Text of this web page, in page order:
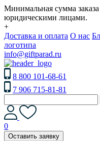
Минимальная сумма
юридическими лицами.
+
Доставка и оплата О нас
логотипа
info@giftparad.ru
8 800 101-68-61
7 906 715-81-81
0
Оставить заявку